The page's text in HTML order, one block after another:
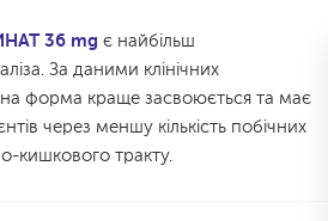
36 mg є найбільш
За даними клінічних
форма краще засвоюється та має
через меншу кількість побічних
кишкового тракту.